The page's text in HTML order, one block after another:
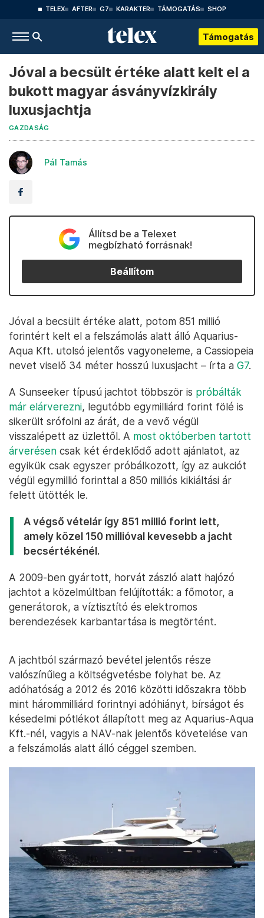
TELEX AFTER G7 KARAKTER TÁMOGATÁS SHOP
Támogatás
Jóval a becsült értéke alatt kelt el a
bukott magyar ásványvízkirály
luxusjachtja
GAZDASÁG
Pál Tamás
Állítsd be a Telexet
megbízható forrásnak!
Beállítom
Jóval a becsült értéke alatt, potom 851 millió
forintért kelt el a felszámolás alatt álló Aquarius-
Aqua Kft. utolsó jelentős vagyoneleme, a Cassiopeia
nevet viselő 34 méter hosszú luxusjacht – írta a G7.
A Sunseeker típusú jachtot többször is próbálták
már elárverezni, legutóbb egymilliárd forint fölé is
sikerült srófolni az árát, de a vevő végül
visszalépett az üzlettől. A most októberben tartott
árverésen csak két érdeklődő adott ajánlatot, az
egyikük csak egyszer próbálkozott, így az aukciót
végül egymillió forinttal a 850 milliós kikiáltási ár
felett ütötték le.
A végső vételár így 851 millió forint lett,
amely közel 150 millióval kevesebb a jacht
becsértékénél.
A 2009-ben gyártott, horvát zászló alatt hajózó
jachtot a közelmúltban felújították: a főmotor, a
generátorok, a víztisztító és elektromos
berendezések karbantartása is megtörtént.
A jachtból származó bevétel jelentős része
valószínűleg a költségvetésbe folyhat be. Az
adóhatóság a 2012 és 2016 közötti időszakra több
mint hárommilliárd forintnyi adóhiányt, bírságot és
késedelmi pótlékot állapított meg az Aquarius-Aqua
Kft.-nél, vagyis a NAV-nak jelentős követelése van
a felszámolás alatt álló céggel szemben.